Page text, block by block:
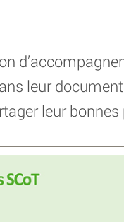
leur
leur bonnes